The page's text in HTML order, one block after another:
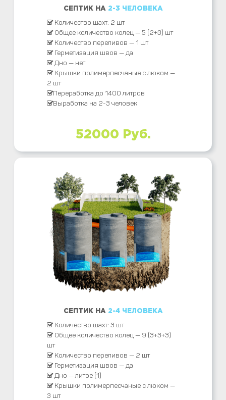
СЕПТИК НА 2-3 ЧЕЛОВЕКА
Количество шахт: 2 шт
Общее количество колец — 5 (2+3) шт
Количество переливов — 1 шт
Герметизация швов — да
Дно — нет
Крышки полимерпесчаные с люком —
2 шт
Переработка до 1400 литров
Выработка на 2-3 человек
52000 Руб.
СЕПТИК НА 2-4 ЧЕЛОВЕКА
Количество шахт: 3 шт
Общее количество колец — 9 (3+3+3)
шт
Количество переливов — 2 шт
Герметизация швов — да
Дно — литое (1)
Крышки полимерпесчаные с люком —
3 шт